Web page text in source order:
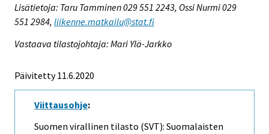
Lisätietoja: Taru Tamminen 029 551 2243, Ossi Nurmi 029
551 2984, liikenne.matkailu@stat.fi
Vastaava tilastojohtaja: Mari Ylä-Jarkko
Päivitetty 11.6.2020
Viittausohje:
Suomen virallinen tilasto (SVT): Suomalaisten